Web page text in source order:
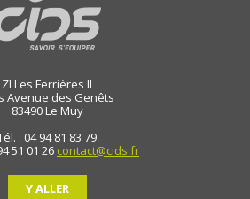
ZI Les Ferrières II
Avenue des Genêts
83490Le Muy
: 04 94 81 83 79
51 01 26 contact@cids.fr
Y ALLER